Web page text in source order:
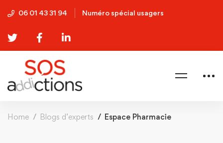
06 01 43 31 94 Numéro spécial usagers
Home Blogs d’experts Espace Pharmacie